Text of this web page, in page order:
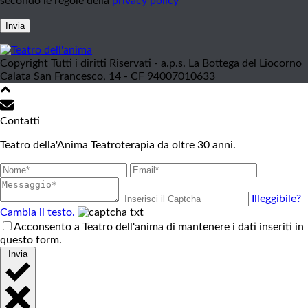
Invia
Copyright Tutti i diritti Riservati - a.p.s. La Bottega del Liocorno
Calata San Francesco, 14 - CF 94007010633
Contatti
Teatro della'Anima Teatroterapia da oltre 30 anni.
Illeggibile?
Cambia il testo.
Acconsento a Teatro dell'anima di mantenere i dati inseriti in
questo form.
Invia